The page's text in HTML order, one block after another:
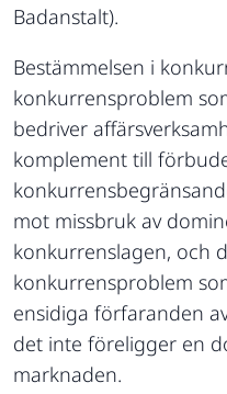
Badanstalt).
Bestämmelsen i
konkurrensproblem
bedriver
komplement till
mot missbruk av
konkurrenslagen, och
konkurrensproblem
ensidiga förfaranden
det inte föreligger en
marknaden.